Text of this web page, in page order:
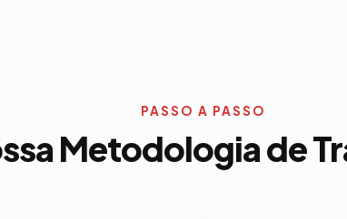
PASSO A PASSO
Metodologia de